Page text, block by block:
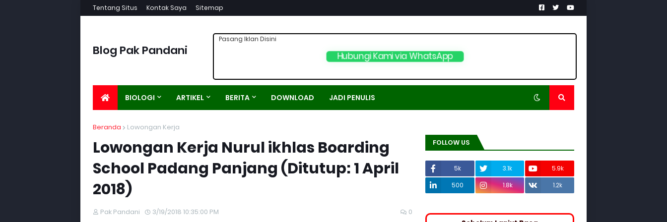
Tentang Situs Kontak Saya Sitemap
Blog Pak Pandani Hubungi Kami via WhatsApp
Pasang Iklan Disini
BIOLOGI ARTIKEL BERITA DOWNLOAD JADI PENULIS
Beranda Lowongan Kerja
Lowongan Kerja Nurul ikhlas Boarding
School Padang Panjang (Ditutup: 1 April
2018)
Pak Pandani 3/19/2018 10:35:00 PM 0
FOLLOW US
5k 3.1k
5.9k
500
1.8k 1.2k